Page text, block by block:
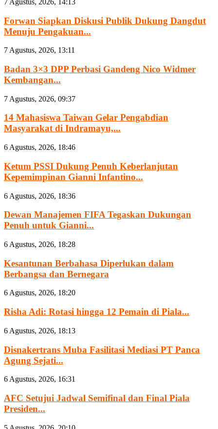
Forwan Siapkan Diskusi Publik Dukung Dangdut
Menuju Pengakuan...
7 Agustus, 2026, 13:11
Badan 3×3 DPP Perbasi Gandeng Nico Widmer
Kembangan...
7 Agustus, 2026, 09:37
14 Mahasiswa Taiwan Gelar Pengabdian
Masyarakat di Indramayu,...
6 Agustus, 2026, 18:46
Ketum PSSI Dukung Penuh Keberlanjutan
Kepemimpinan Gianni Infantino...
6 Agustus, 2026, 18:36
Dewan Manajemen FIFA Tegaskan Dukungan
Penuh untuk Gianni...
6 Agustus, 2026, 18:28
Kesantunan Berbahasa Diperlukan dalam
Berbangsa dan Bernegara
6 Agustus, 2026, 18:20
Risha Adi: Rotasi hingga 12 Pemain di Piala...
6 Agustus, 2026, 18:13
Disnakertrans Muba Fasilitasi Mediasi PT Panca
Agung Sejati...
6 Agustus, 2026, 16:31
AFC Setujui Jadwal Semifinal dan Final Piala
Presiden...